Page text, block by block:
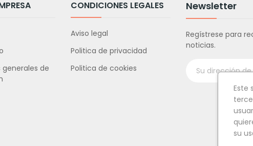
de
CONDICIONES LEGALES
Aviso legal
Politica de privacidad
Politica de cookies
Newsletter
Regístrese para
noticias.
Este
su